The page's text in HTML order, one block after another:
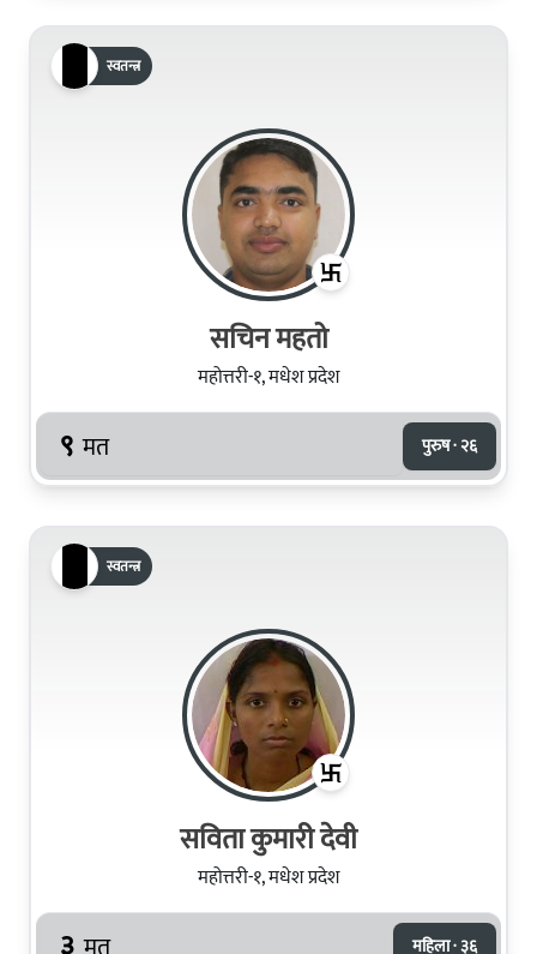
स्वतन्त्र
सचिन महतो
महोत्तरी-१, मधेश प्रदेश
९ मत पुरुष · २६
स्वतन्त्र
सविता कुमारी देवी
महोत्तरी-१, मधेश प्रदेश
महिला · ३६